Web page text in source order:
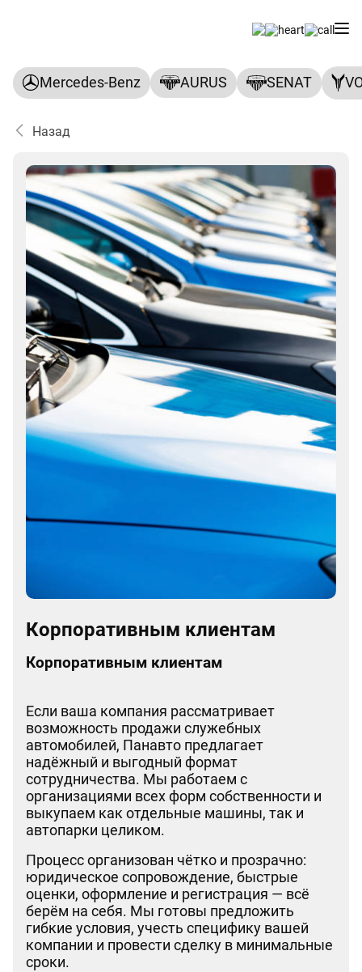
Mercedes-Benz AURUS SENAT
Назад
Корпоративным клиентам
Корпоративным клиентам
Корпоративным клиентам
Если ваша компания рассматривает
возможность продажи служебных
автомобилей, Панавто предлагает
надёжный и выгодный формат
сотрудничества. Мы работаем с
организациями всех форм собственности и
выкупаем как отдельные машины, так и
автопарки целиком.
Процесс организован чётко и прозрачно:
юридическое сопровождение, быстрые
оценки, оформление и регистрация — всё
берём на себя. Мы готовы предложить
гибкие условия, учесть специфику вашей
компании и провести сделку в минимальные
сроки.